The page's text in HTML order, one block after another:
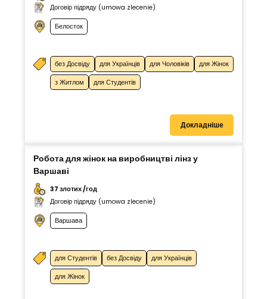
Договір підряду (umowa zlecenie)
Белосток
без Досвіду для Українців для Чоловіків для Жінок
з Житлом для Студентів
Докладніше
Робота для жінок на виробництві лінз у
Варшаві
37 злотих /год
Договір підряду (umowa zlecenie)
Варшава
для Студентів без Досвіду для Українців
для Жінок